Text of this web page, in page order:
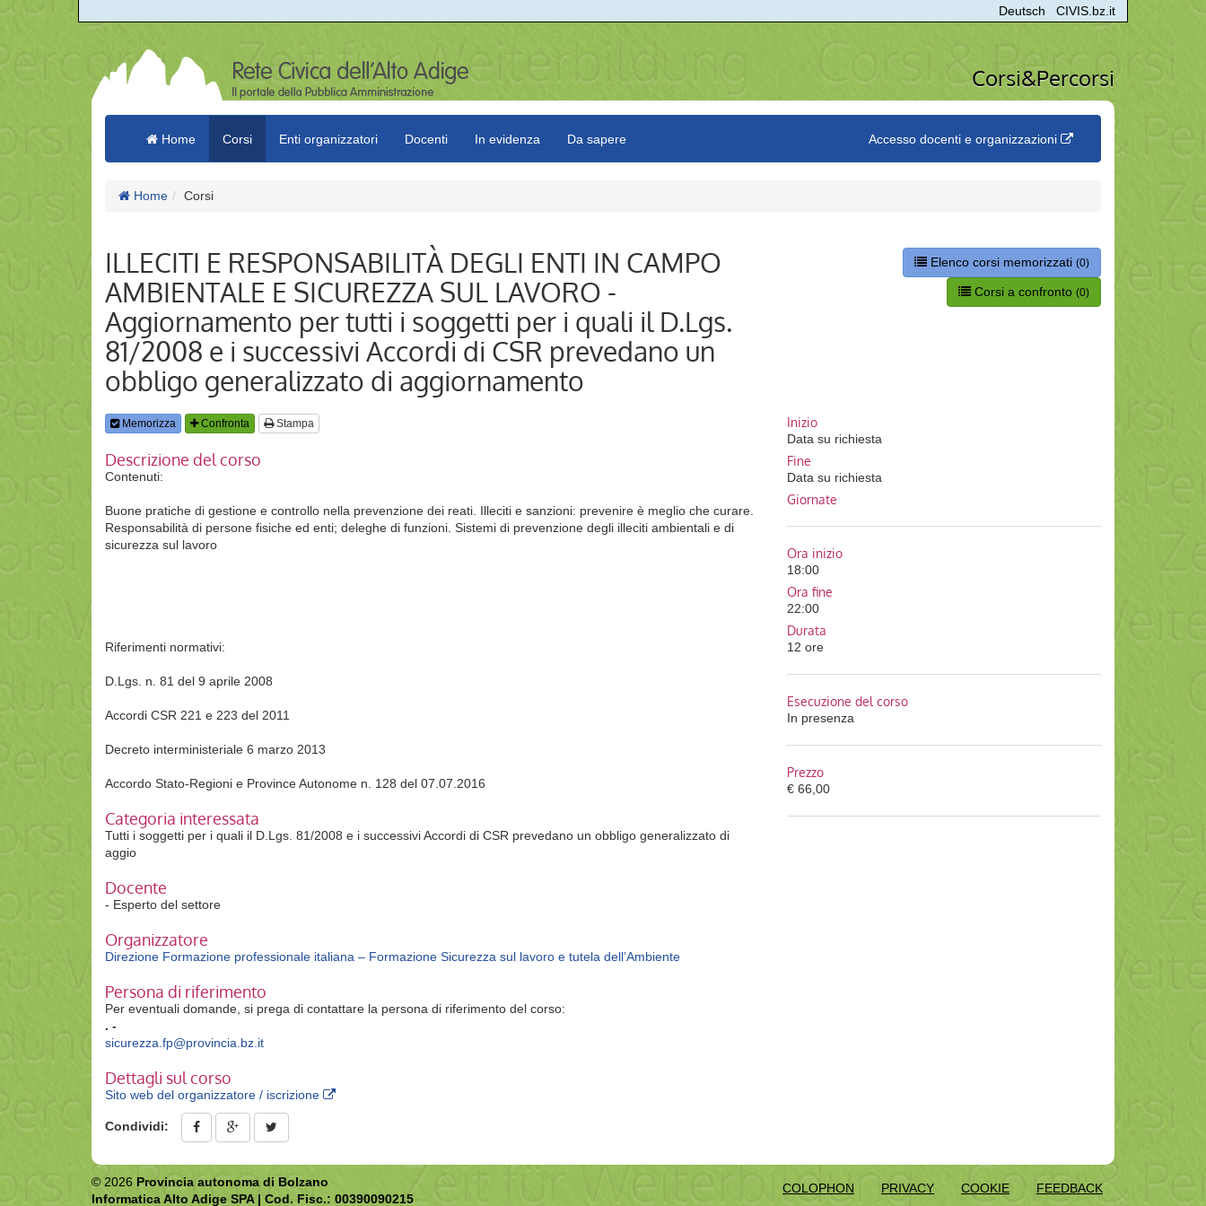
Deutsch CIVIS.bz.it
Corsi&Percorsi
Home Corsi Enti organizzatori Docenti In evidenza Da sapere Accesso docenti e organizzazioni
Home Corsi
ILLECITI E RESPONSABILITÀ DEGLI ENTI IN CAMPO
AMBIENTALE E SICUREZZA SUL LAVORO -
Aggiornamento per tutti i soggetti per i quali il D.Lgs.
81/2008 e i successivi Accordi di CSR prevedano un
obbligo generalizzato di aggiornamento
Elenco corsi memorizzati (0)
Corsi a confronto (0)
Memorizza Confronta Stampa
Descrizione del corso
Contenuti:
Buone pratiche di gestione e controllo nella prevenzione dei reati. Illeciti e sanzioni: prevenire è meglio che curare.
Responsabilità di persone fisiche ed enti; deleghe di funzioni. Sistemi di prevenzione degli illeciti ambientali e di
sicurezza sul lavoro
Riferimenti normativi:
D.Lgs. n. 81 del 9 aprile 2008
Accordi CSR 221 e 223 del 2011
Decreto interministeriale 6 marzo 2013
Accordo Stato-Regioni e Province Autonome n. 128 del 07.07.2016
Categoria interessata
Tutti i soggetti per i quali il D.Lgs. 81/2008 e i successivi Accordi di CSR prevedano un obbligo generalizzato di
aggio
Docente
- Esperto del settore
Organizzatore
Direzione Formazione professionale italiana – Formazione Sicurezza sul lavoro e tutela dell’Ambiente
Persona di riferimento
Per eventuali domande, si prega di contattare la persona di riferimento del corso:
. -
sicurezza.fp@provincia.bz.it
Dettagli sul corso
Sito web del organizzatore / iscrizione
Inizio
Data su richiesta
Fine
Data su richiesta
Giornate
Ora inizio
18:00
Ora fine
22:00
Durata
12 ore
Esecuzione del corso
In presenza
Prezzo
€ 66,00
Condividi:
© 2026 Provincia autonoma di Bolzano
Informatica Alto Adige SPA | Cod. Fisc.: 00390090215
COLOPHON PRIVACY COOKIE FEEDBACK